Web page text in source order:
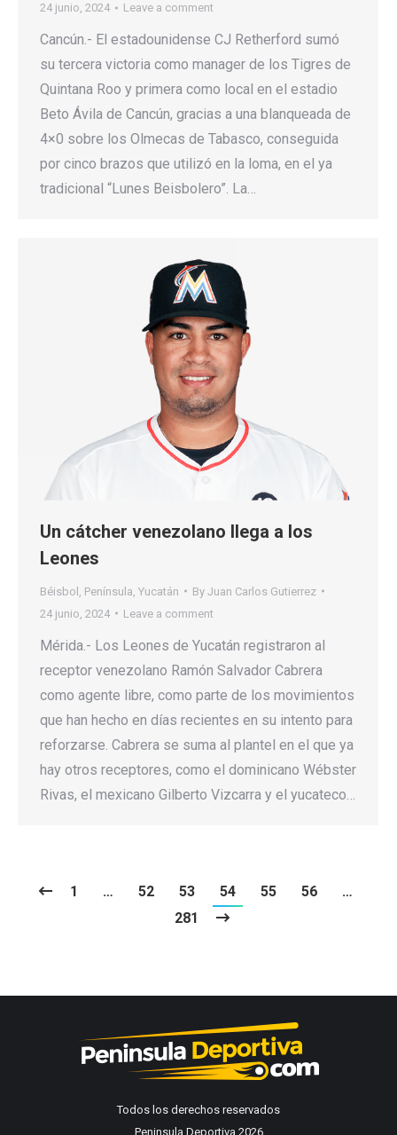
24 junio, 2024
Leave a comment
Cancún.- El estadounidense CJ Retherford sumó
su tercera victoria como manager de los Tigres de
Quintana Roo y primera como local en el estadio
Beto Ávila de Cancún, gracias a una blanqueada de
4×0 sobre los Olmecas de Tabasco, conseguida
por cinco brazos que utilizó en la loma, en el ya
tradicional “Lunes Beisbolero”. La…
Un cátcher venezolano llega a los
Leones
Béisbol Península Yucatán By Juan Carlos Gutierrez
24 junio, 2024
Leave a comment
Mérida.- Los Leones de Yucatán registraron al
receptor venezolano Ramón Salvador Cabrera
como agente libre, como parte de los movimientos
que han hecho en días recientes en su intento para
reforzarse. Cabrera se suma al plantel en el que ya
hay otros receptores, como el dominicano Wébster
Rivas, el mexicano Gilberto Vizcarra y el yucateco…
1 … 52 53 54 55 56
…
281
Todos los derechos reservados
Peninsula Deportiva 2026